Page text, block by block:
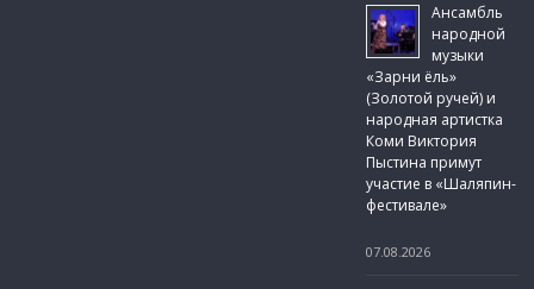
Ансамбль
народной
музыки
«Зарни ёль»
(Золотой ручей) и
народная артистка
Коми Виктория
Пыстина примут
участие в «Шаляпин-
фестивале»
07.08.2026